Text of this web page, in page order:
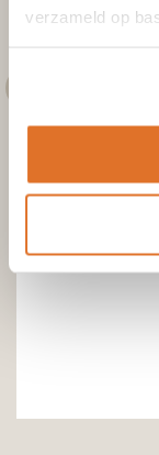
verzameld op